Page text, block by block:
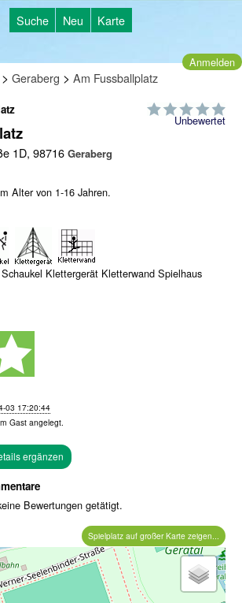
Suche Neu Karte
Anmelden
> Geraberg > Am Fussballplatz
Unbewertet
1D, 98716 Geraberg
Alter von 1-16 Jahren.
Klettergerät Kletterwand Spielhaus
03 17:20:44
Gast angelegt.
Bewertungen getätigt.
Spielplatz auf großer Karte zeigen...